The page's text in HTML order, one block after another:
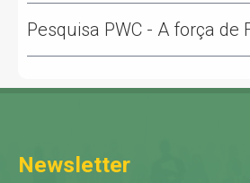
Pesquisa PWC - A força de
Newsletter